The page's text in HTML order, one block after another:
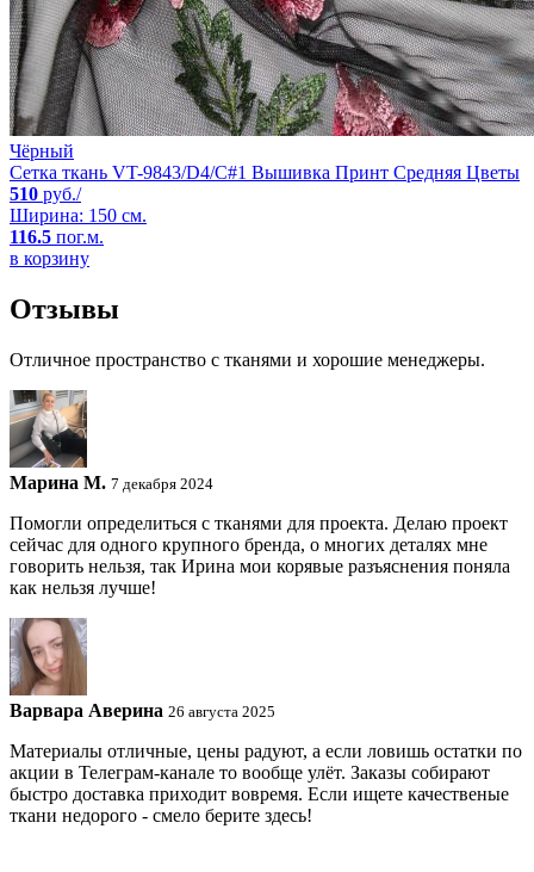
Чёрный
Сетка ткань VT-9843/D4/C#1 Вышивка Принт Средняя Цветы
510 руб./
Ширина: 150 см.
116.5 пог.м.
в корзину
Отзывы
Отличное пространство с тканями и хорошие менеджеры.
Марина М. 7 декабря 2024
Помогли определиться с тканями для проекта. Делаю проект
сейчас для одного крупного бренда, о многих деталях мне
говорить нельзя, так Ирина мои корявые разъяснения поняла
как нельзя лучше!
Варвара Аверина 26 августа 2025
Материалы отличные, цены радуют, а если ловишь остатки по
акции в Телеграм-канале то вообще улёт. Заказы собирают
быстро доставка приходит вовремя. Если ищете качественые
ткани недорого - смело берите здесь!